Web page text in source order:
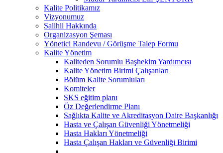
Kalite Politikamız
Vizyonumuz
Salihli Hakkında
Organizasyon Şeması
Yönetici Randevu / Görüşme Talep Formu
Kalite Yönetim
Kaliteden Sorumlu Başhekim Yardımcısı
Kalite Yönetim Birimi Çalışanları
Bölüm Kalite Sorumluları
Komiteler
SKS eğitim planı
Öz Değerlendirme Planı
Sağlıkta Kalite ve Akreditasyon Daire Başkanlığı
Hasta ve Çalışan Güvenliği Yönetmeliği
Hasta Hakları Yönetmeliği
Hasta Çalışan Hakları ve Güvenliği Birimi